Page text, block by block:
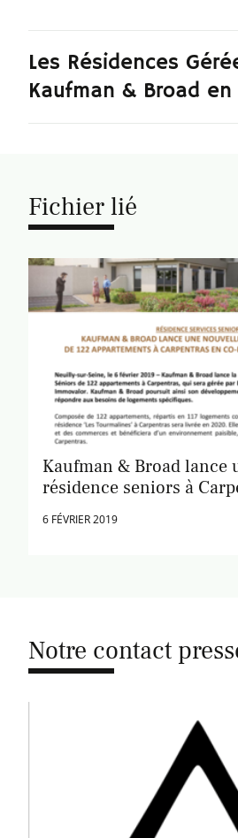
​​​​​​​Les Résidences
Kaufman & Broad
Fichier lié
Kaufman & Broad lance
résidence seniors à
6 FÉVRIER 2019
Notre contact